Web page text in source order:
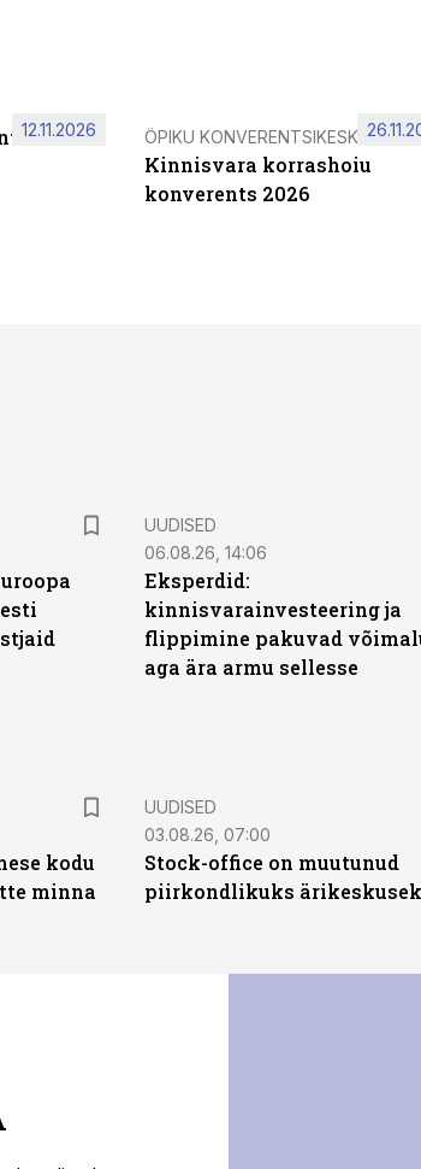
2026
12.11.2026 ÖPIKU KONVERENTSIKESKUS
Kinnisvara korrashoiu
konverents 2026
UUDISED
06.08.26, 14:06
Eksperdid:
kinnisvarainvesteering ja
flippimine pakuvad
aga ära armu sellesse
kodu
minna
UUDISED
03.08.26, 07:00
Stock-office on muutunud
piirkondlikuks